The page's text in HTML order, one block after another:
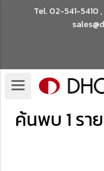
Tel.02-541-5410,
ค้นพบ 1 รา